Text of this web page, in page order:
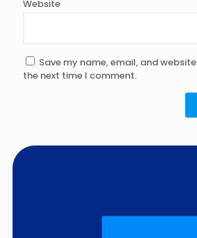
Website
Save my name, email, and
the next time I comment.